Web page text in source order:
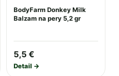
BodyFarm Donkey Milk
Balzam na pery 5,2 gr
5,5 €
Detail →